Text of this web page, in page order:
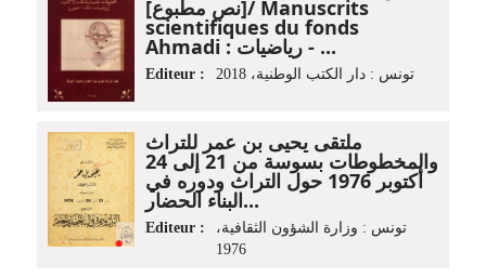
[نص مطبوع]/ Manuscrits
scientifiques du fonds
Ahmadi : رياضيات - ...
Editeur : تونس : دار الكتب الوطنية، 2018
ملتقى يحيى بن عمر للتراث
والمخطوطات بسوسة من 21 إلى 24
أكتوبر 1976 حول التراث ودوره في
البناء الحضار...
Editeur :
تونس : وزارة الشؤون الثقافية،
1976